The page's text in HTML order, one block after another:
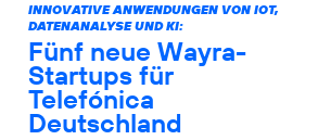
INNOVATIVE ANWENDUNGEN VON IOT,
DATENANALYSE UND KI:
Fünf neue Wayra-
Startups für
Telefónica
Deutschland